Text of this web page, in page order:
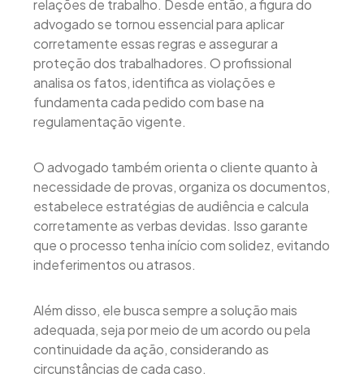
relações de trabalho. Desde então, a figura do
advogado se tornou essencial para aplicar
corretamente essas regras e assegurar a
proteção dos trabalhadores. O profissional
analisa os fatos, identifica as violações e
fundamenta cada pedido com base na
regulamentação vigente.
O advogado também orienta o cliente quanto à
necessidade de provas, organiza os documentos,
estabelece estratégias de audiência e calcula
corretamente as verbas devidas. Isso garante
que o processo tenha início com solidez, evitando
indeferimentos ou atrasos.
Além disso, ele busca sempre a solução mais
adequada, seja por meio de um acordo ou pela
continuidade da ação, considerando as
circunstâncias de cada caso.